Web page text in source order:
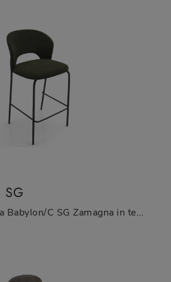
SG
Con questa sedia Babylon/C SG Zamagna in tessuto, una delle nostre sedute sgabelli moderne, potrai arricchire i tuoi locali.